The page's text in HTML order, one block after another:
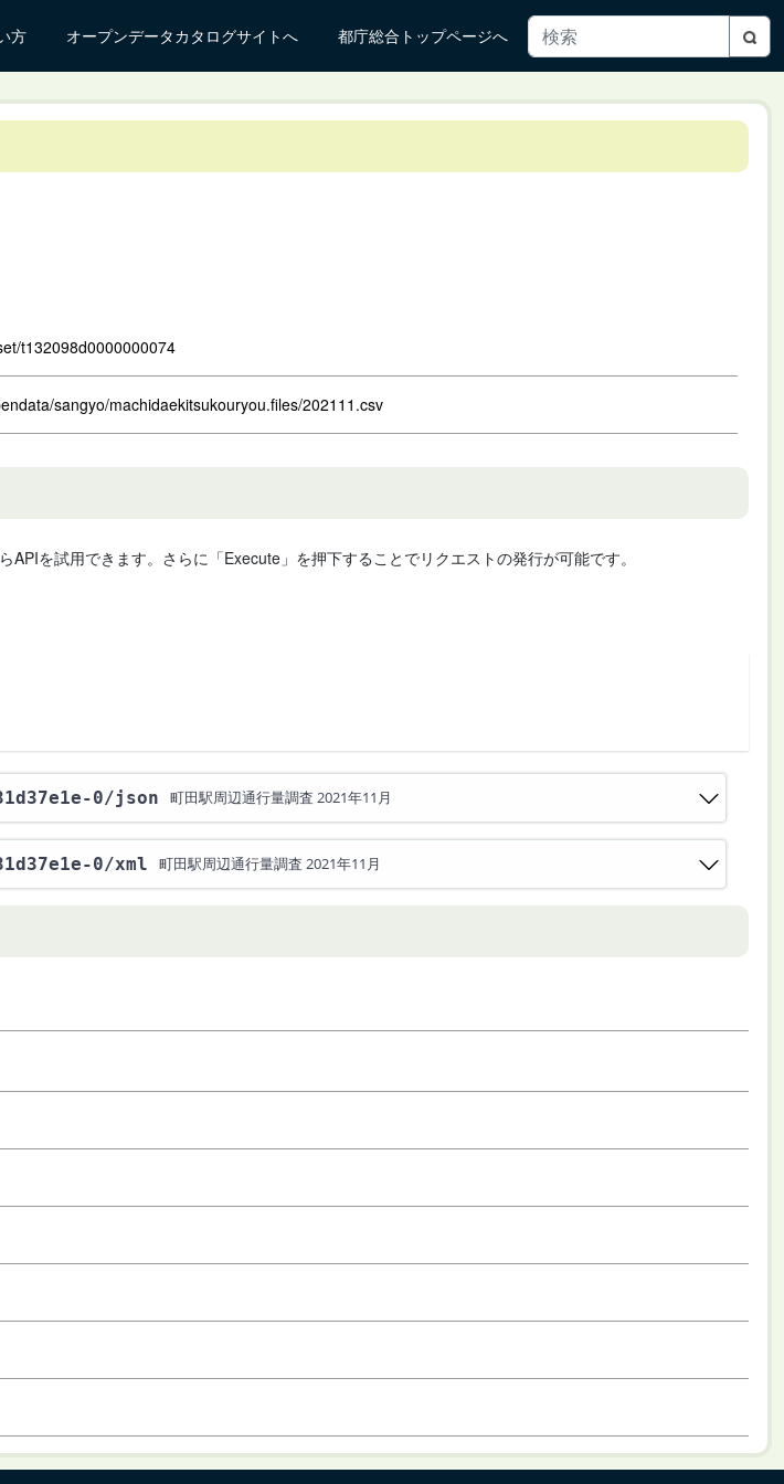
方 オープンデータカタログサイトへ 都庁総合トップページへ
t132098d0000000074
sangyo/machidaekitsukouryou.files/202111.csv
を試用できます。さらに「Execute」を押下することでリクエストの発行が可能です。
0/json 町田駅周辺通行量調査 2021年11月
0/xml 町田駅周辺通行量調査 2021年11月